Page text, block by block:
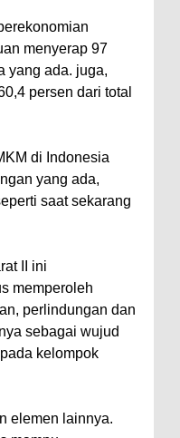
menyerap 97
yang ada. juga,
persen dari total
di Indonesia
yang ada,
saat sekarang
II ini
memperoleh
perlindungan dan
sebagai wujud
kelompok
elemen lainnya.